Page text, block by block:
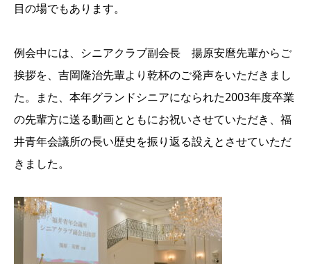
目の場でもあります。
例会中には、シニアクラブ副会長 揚原安麿先輩からご
挨拶を、吉岡隆治先輩より乾杯のご発声をいただきまし
た。また、本年グランドシニアになられた2003年度卒業
の先輩方に送る動画とともにお祝いさせていただき、福
井青年会議所の長い歴史を振り返る設えとさせていただ
きました。